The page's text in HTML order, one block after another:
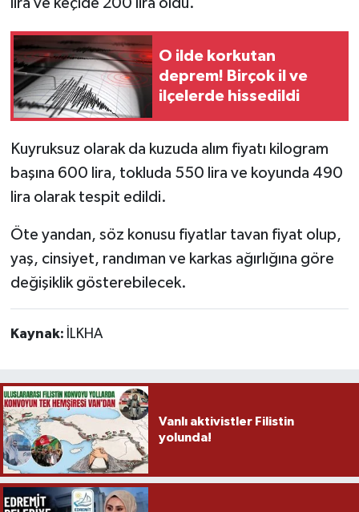
lira ve keçide 200 lira oldu.
O ilde korkutan
deprem! Birçok il ve
ilçelerde hissedildi
Kuyruksuz olarak da kuzuda alım fiyatı kilogram
başına 600 lira, tokluda 550 lira ve koyunda 490
lira olarak tespit edildi.
Öte yandan, söz konusu fiyatlar tavan fiyat olup,
yaş, cinsiyet, randıman ve karkas ağırlığına göre
değişiklik gösterebilecek.
Kaynak: İLKHA
Vanlı aktivistler Filistin
yolunda!